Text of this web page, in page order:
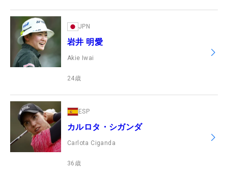
JPN
岩井 明愛
Akie Iwai
24歳
ESP
カルロタ・シガンダ
Carlota Ciganda
36 歳